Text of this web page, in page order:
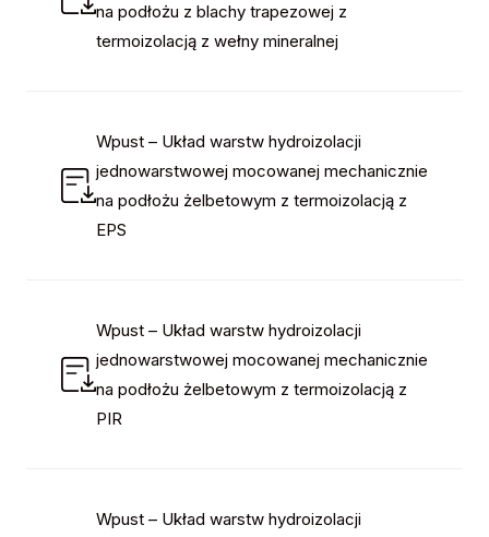
na podłożu z blachy trapezowej z
termoizolacją z wełny mineralnej
Wpust – Układ warstw hydroizolacji
jednowarstwowej mocowanej mechanicznie
na podłożu żelbetowym z termoizolacją z
EPS
Wpust – Układ warstw hydroizolacji
jednowarstwowej mocowanej mechanicznie
na podłożu żelbetowym z termoizolacją z
PIR
Wpust – Układ warstw hydroizolacji